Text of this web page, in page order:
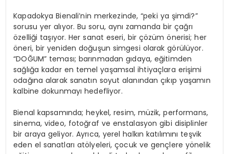
Kapadokya Bienali’nin merkezinde, “peki ya şimdi?”
sorusu yer alıyor. Bu soru, aynı zamanda bir çağrı
özelliği taşıyor. Her sanat eseri, bir çözüm önerisi; her
öneri, bir yeniden doğuşun simgesi olarak görülüyor.
“DOĞUM” teması; barınmadan gıdaya, eğitimden
sağlığa kadar en temel yaşamsal ihtiyaçlara erişimi
odağına alarak sanatın soyut alanından çıkıp yaşamın
kalbine dokunmayı hedefliyor.
Bienal kapsamında; heykel, resim, müzik, performans,
sinema, video, fotoğraf ve enstalasyon gibi disiplinler
bir araya geliyor. Ayrıca, yerel halkın katılımını teşvik
eden el sanatları atölyeleri, çocuk ve gençlere yönelik